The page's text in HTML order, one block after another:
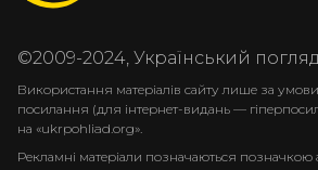
©2009-2024, Український
Використання матеріалів сайту лише за умови
посилання (для інтернет-видань —
на «ukrpohliad.org».
Рекламні матеріали позначаються позначкою